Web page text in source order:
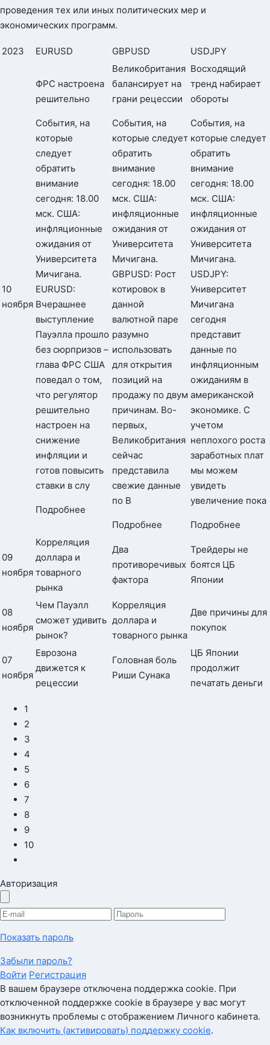
проведения тех или иных политических мер и
экономических программ.
2023 EURUSD GBPUSD USDJPY
10
ноября
ФРС настроена
решительно
События, на
которые
следует
обратить
внимание
сегодня: 18.00
мск. США:
инфляционные
ожидания от
Университета
Мичигана.
EURUSD:
Вчерашнее
выступление
Пауэлла прошло
без сюрпризов –
глава ФРС США
поведал о том,
что регулятор
решительно
настроен на
снижение
инфляции и
готов повысить
ставки в слу
Подробнее
Великобритания
балансирует на
грани рецессии
События, на
которые следует
обратить
внимание
сегодня: 18.00
мск. США:
инфляционные
ожидания от
Университета
Мичигана.
GBPUSD: Рост
котировок в
данной
валютной паре
разумно
использовать
для открытия
позиций на
продажу по двум
причинам. Во-
первых,
Великобритания
сейчас
представила
свежие данные
по В
Подробнее
Восходящий
тренд набирает
обороты
События, на
которые следует
обратить
внимание
сегодня: 18.00
мск. США:
инфляционные
ожидания от
Университета
Мичигана.
USDJPY:
Университет
Мичигана
сегодня
представит
данные по
инфляционным
ожиданиям в
американской
экономике. С
учетом
неплохого роста
заработных плат
мы можем
увидеть
увеличение пока
Подробнее
09
ноября
Корреляция
доллара и
товарного
рынка
Два
противоречивых
фактора
Трейдеры не
боятся ЦБ
Японии
08
ноября
Чем Пауэлл
сможет удивить
рынок?
Корреляция
доллара и
товарного рынка
Две причины для
покупок
07
ноября
Еврозона
движется к
рецессии
Головная боль
Риши Сунака
ЦБ Японии
продолжит
печатать деньги
1
2
3
4
5
6
7
8
9
10
Авторизация
Показать пароль
Забыли пароль?
Войти Регистрация
В вашем браузере отключена поддержка cookie. При
отключенной поддержке cookie в браузере у вас могут
возникнуть проблемы с отображением Личного кабинета.
Как включить (активировать) поддержку cookie.